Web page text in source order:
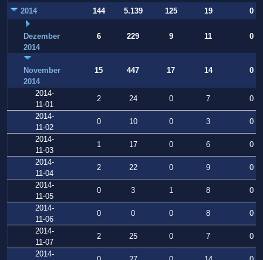
2014
144 5.139 125 19 0
Dezember
2014
6 229 9 11 0
November
2014
15 447 17 14 0
2014-
11-01
2 24 0 7
0
2014-
11-02
0 10 0 3
0
2014-
11-03
1 17 0 6
0
2014-
11-04
2 22 0 9
0
2014-
11-05
0 3 1 8
0
2014-
11-06
0 0 0 8
0
2014-
11-07
2 25 0 7
0
2014-